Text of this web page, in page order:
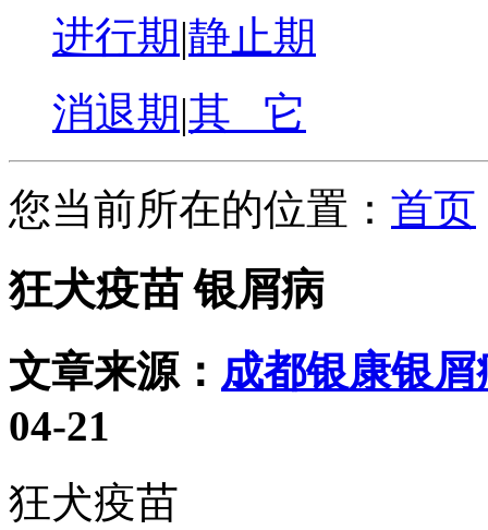
进行期|静止期
消退期|其 它
您当前所在的位置： 首页
狂犬疫苗 银屑病
文章来源： 成都银康银
04-21
狂犬疫苗